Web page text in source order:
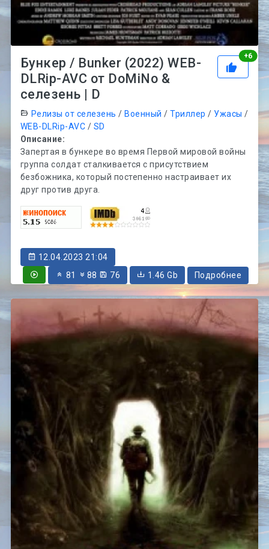
+6
Бункер / Bunker (2022) WEB-
DLRip-AVC от DoMiNo &
селезень | D
Релизы от селезень / Военный /Триллер / Ужасы /
WEB-DLRip-AVC / SD
Описание:
Запертая в бункере во время Первой мировой войны
группа солдат сталкивается с присутствием
безбожника, который постепенно настраивает их
друг против друга.
12.04.2023 21:04
81
88 76 1.46 Gb Подробнее